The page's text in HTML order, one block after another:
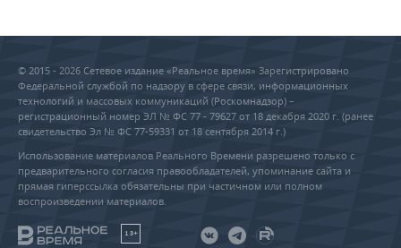
© 2015 - 2026 Сетевое издание «Реальное время» Зарегистрировано
Федеральной службой по надзору в сфере связи, информационных
технологий и массовых коммуникаций (Роскомнадзор) –
регистрационный номер ЭЛ № ФС 77 - 79627 от 18 декабря 2020 г. (ранее
свидетельство Эл № ФС 77-59331 от 18 сентября 2014 г.)
Использование материалов Реального Времени разрешено только с
предварительного согласия правообладателей, упоминание сайта и
прямая гиперссылка обязательны при частичном или полном
воспроизведении материалов.
18+